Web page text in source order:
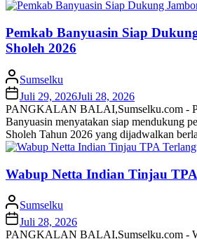
Pemkab Banyuasin Siap
Sholeh 2026
Sumselku
Juli 29, 2026Juli 28, 2026
PANGKALAN BALAI,Sumselku.com -
Banyuasin menyatakan siap mendukung
Sholeh Tahun 2026 yang dijadwalkan
Wabup Netta Indian Tinjau
Sumselku
Juli 28, 2026
PANGKALAN BALAI,Sumselku.com -